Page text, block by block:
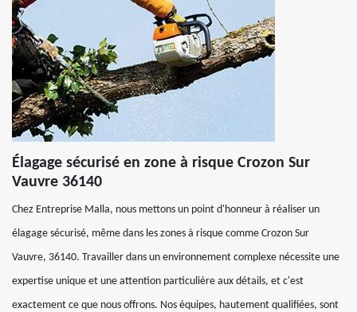
Élagage sécurisé en zone à risque Crozon Sur
Vauvre 36140
Chez Entreprise Malla, nous mettons un point d'honneur à réaliser un
élagage sécurisé, même dans les zones à risque comme Crozon Sur
Vauvre, 36140. Travailler dans un environnement complexe nécessite une
expertise unique et une attention particulière aux détails, et c'est
exactement ce que nous offrons. Nos équipes, hautement qualifiées, sont